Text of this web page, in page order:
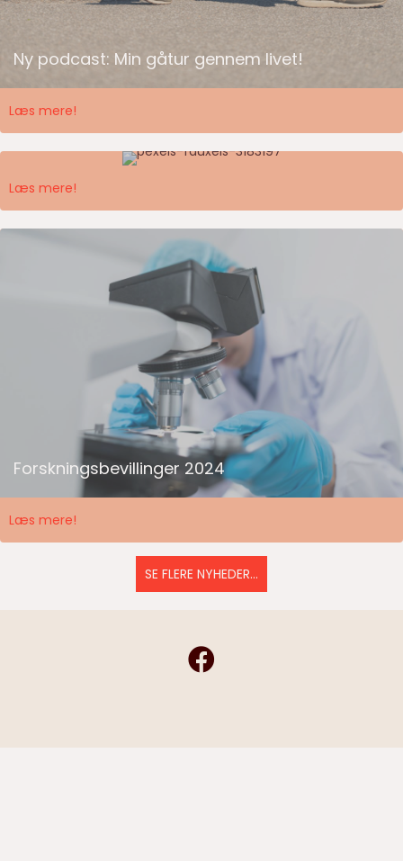
Ny podcast: Min gåtur gennem livet!
Læs mere!
Invitation til onlinemøder om strategi
Læs mere!
Forskningsbevillinger 2024
Læs mere!
SE FLERE NYHEDER...